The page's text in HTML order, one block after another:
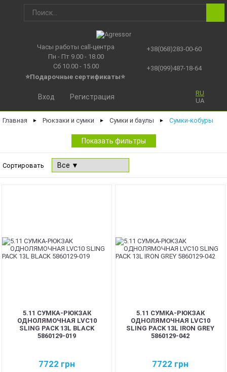
Часы работы call-центра
Пн - Пт 9.00 - 18.00
Сб 10.00 - 15.00
⭐Подарочные сертификаты⭐
+38(068)283-00-60
+38(099)487-18-64
RU
UA
Вход Регистрация
Главная ► Рюкзаки и сумки ► Сумки и баулы ► Сумки-кобуры
Показать фильтры
Сортировать
5.11 СУМКА-РЮКЗАК
ОДНОЛЯМОЧНАЯ LVC10
SLING PACK 13L BLACK
5860129-019
7722 грн
5.11 СУМКА-РЮКЗАК
ОДНОЛЯМОЧНАЯ LVC10
SLING PACK 13L IRON GREY
5860129-042
7722 грн